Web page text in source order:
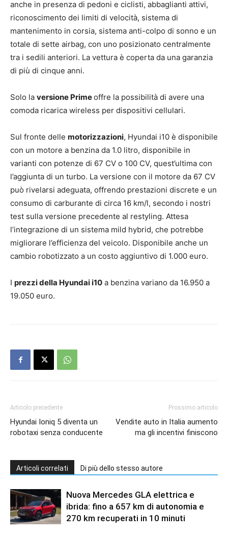
anche in presenza di pedoni e ciclisti, abbaglianti attivi,
riconoscimento dei limiti di velocità, sistema di
mantenimento in corsia, sistema anti-colpo di sonno e un
totale di sette airbag, con uno posizionato centralmente
tra i sedili anteriori. La vettura è coperta da una garanzia
di più di cinque anni.
Solo la versione Primeoffre la possibilità di avere una
comoda ricarica wireless per dispositivi cellulari.
Sul fronte delle motorizzazioni, Hyundai i10 è disponibile
con un motore a benzina da 1.0 litro, disponibile in
varianti con potenze di 67 CV o 100 CV, quest’ultima con
l’aggiunta di un turbo. La versione con il motore da 67 CV
può rivelarsi adeguata, offrendo prestazioni discrete e un
consumo di carburante di circa 16 km/l, secondo i nostri
test sulla versione precedente al restyling. Attesa
l’integrazione di un sistema mild hybrid, che potrebbe
migliorare l’efficienza del veicolo. Disponibile anche un
cambio robotizzato a un costo aggiuntivo di 1.000 euro.
I prezzi della Hyundai i10 a benzina variano da 16.950 a
19.050 euro.
Articolo precedente
Hyundai Ioniq 5 diventa un
robotaxi senza conducente
Prossimo articolo
Vendite auto in Italia aumento
ma gli incentivi finiscono
Articoli correlati Di più dello stesso autore
Nuova Mercedes GLA elettrica e
ibrida: fino a 657 km di autonomia e
270 km recuperati in 10 minuti